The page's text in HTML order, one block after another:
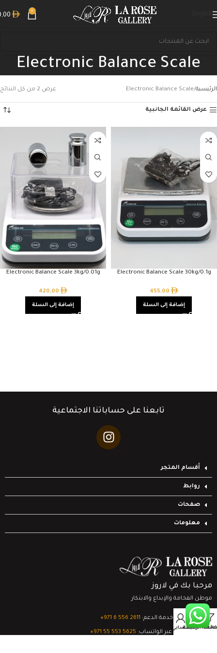
0
Electronic Balance Scale
الرئيسية Electronic Balance Scale عرض ⁦2⁩ من كل النتائج
عرض القائمة الجانبية
Electronic Balance Scale 30kg/0.1g
455,00
إضافة إلى السلة
Electronic Balance Scale 3kg/0.01g
420,00
إضافة إلى السلة
تابعنا على حساباتنا الاجتماعية
أقسام المتجر
روابط
صفحات
معلومات
مرحبا بك في لاروز
موطن الفخامة والإبداع والابتكار
تواصل مع خدمة الدعم: ‎+971 6 556 2611
الدعم الفني عبر الواتساب: ‎+971 55 553 5625
قائمة الرغبات
0
السلةحسابي